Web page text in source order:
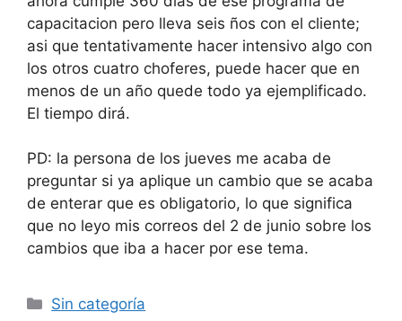
capacitacion pero lleva seis ños con el cliente;
asi que tentativamente hacer intensivo algo con
los otros cuatro choferes, puede hacer que en
menos de un año quede todo ya ejemplificado.
El tiempo dirá.
PD: la persona de los jueves me acaba de
preguntar si ya aplique un cambio que se acaba
de enterar que es obligatorio, lo que significa
que no leyo mis correos del 2 de junio sobre los
cambios que iba a hacer por ese tema.
Categorías
Sin categoría